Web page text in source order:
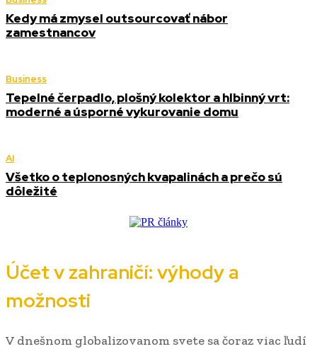
Kedy má zmysel outsourcovať nábor
zamestnancov
Business
Tepelné čerpadlo, plošný kolektor a hlbinný vrt:
moderné a úsporné vykurovanie domu
AI
Všetko o teplonosných kvapalinách a prečo sú
dôležité
Účet v zahraničí: výhody a
možnosti
V dnešnom globalizovanom svete sa čoraz viac ľudí